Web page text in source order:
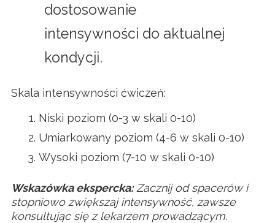
dostosowanie
intensywności do aktualnej
kondycji.
Skala intensywności ćwiczeń:
Niski poziom (0-3 w skali 0-10)
Umiarkowany poziom (4-6 w skali 0-10)
Wysoki poziom (7-10 w skali 0-10)
Wskazówka ekspercka: Zacznij od spacerów i
stopniowo zwiększaj intensywność, zawsze
konsultując się z lekarzem prowadzącym.